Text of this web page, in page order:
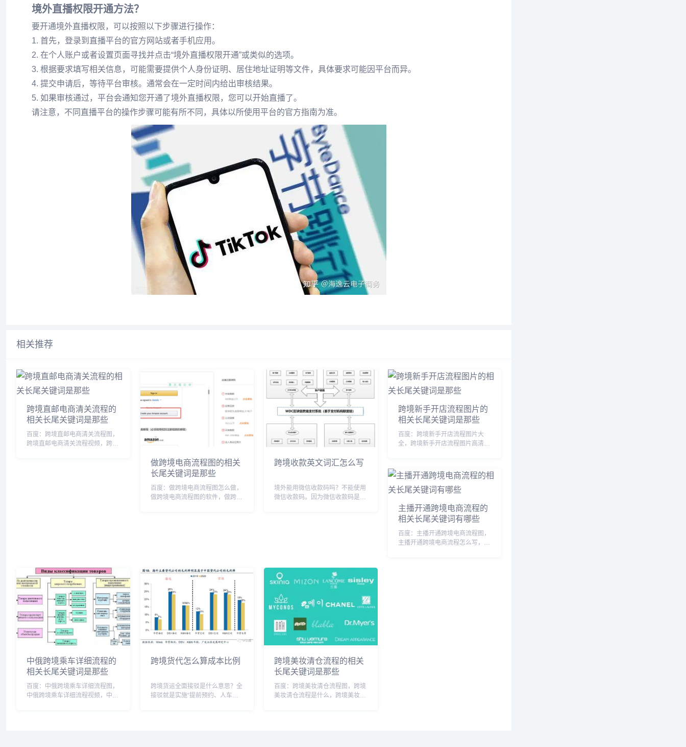
境外直播权限开通方法？
要开通境外直播权限，可以按照以下步骤进行操作：
1. 首先，登录到直播平台的官方网站或者手机应用。
2. 在个人账户或者设置页面寻找并点击“境外直播权限开通”或类似的选项。
3. 根据要求填写相关信息，可能需要提供个人身份证明、居住地址证明等文件，具体要求可能因平台而异。
4. 提交申请后，等待平台审核。通常会在一定时间内给出审核结果。
5. 如果审核通过，平台会通知您开通了境外直播权限，您可以开始直播了。
请注意，不同直播平台的操作步骤可能有所不同，具体以所使用平台的官方指南为准。
相关推荐
跨境直邮电商清关流程的
相关长尾关键词是那些
百度：跨境直邮电商清关流程图，
跨境直邮电商清关流程视频，跨境
做跨境电商流程图的相关
长尾关键词是那些
百度：做跨境电商流程图怎么做，
做跨境电商流程图的软件，做跨境
跨境收款英文词汇怎么写
境外能用微信收款码吗？不能使用
微信收款码。因为微信收款码是与
跨境新手开店流程图片的
相关长尾关键词是那些
百度：跨境新手开店流程图片大
全，跨境新手开店流程图片高清，
开店，新手跨境卖家，跨境电商开
店基本流程详细步骤，跨境电商新
手如何做店铺，新手跨境...
主播开通跨境电商流程的
相关长尾关键词有哪些
百度：主播开通跨境电商流程图，
主播开通跨境电商流程怎么写，跨
中俄跨境乘车详细流程的
相关长尾关键词是那些
百度：中俄跨境乘车详细流程图，
中俄跨境乘车详细流程视频，中俄
跨境货代怎么算成本比例
跨境货运全面接驳是什么意思？全
接驳就是实施“提前预约、人车分
跨境美妆清仓流程的相关
长尾关键词是那些
百度：跨境美妆清仓流程图，跨境
美妆清仓流程是什么，跨境美妆清